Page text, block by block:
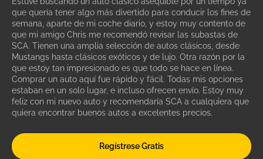
que quería tener algo más divertido para conducir los fines de
semana, aparte de mi coche diario, y estoy muy contento de
que mi amigo Chris me recomendó revisar las subastas de
SCA. Tienen una amplia selección de autos clásicos, desde
Mustangs hasta clásicos exóticos y de lujo. Otra razón por la
que estoy tan impresionado es que todo se hace en línea.
Comprar un auto aquí fue rápido y fácil. Todas mis opciones
estaban en un solo lugar, e incluso ofrecen envío. Estoy muy
feliz con mi nuevo auto y recomendaría SCA a cualquiera que
quiera encontrar buenos autos a excelentes precios.
Regístrese Gratis